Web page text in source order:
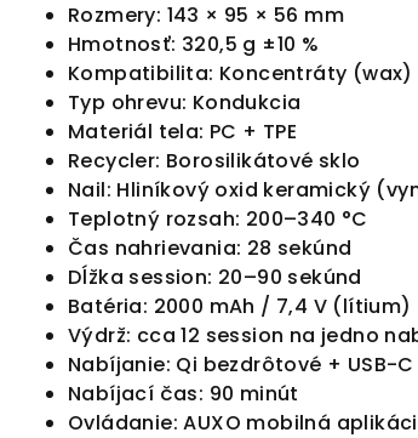
Rozmery: 143 × 95 × 56 mm
Hmotnosť: 320,5 g ±10 %
Kompatibilita: Koncentráty (wax)
Typ ohrevu: Kondukcia
Materiál tela: PC + TPE
Recycler: Borosilikátové sklo
Nail: Hliníkový oxid keramický
Teplotný rozsah: 200–340 °C
Čas nahrievania: 28 sekúnd
Dĺžka session: 20–90 sekúnd
Batéria: 2000 mAh / 7,4 V (lítium)
Výdrž: cca 12 session na jedno
Nabíjanie: Qi bezdrôtové + USB-C
Nabíjací čas: 90 minút
Ovládanie: AUXO mobilná